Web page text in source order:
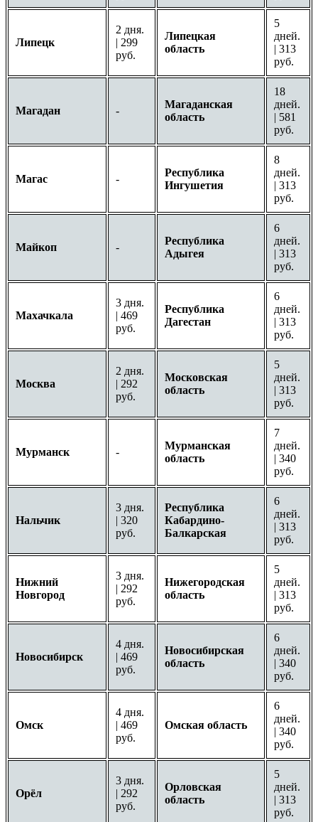
Липецк
2 дня.
| 299
руб.
Липецкая
область
5
дней.
| 313
руб.
Магадан -
Магаданская
область
18
дней.
| 581
руб.
Магас -
Республика
Ингушетия
8
дней.
| 313
руб.
Майкоп -
Республика
Адыгея
6
дней.
| 313
руб.
Махачкала
3 дня.
| 469
руб.
Республика
Дагестан
6
дней.
| 313
руб.
Москва
2 дня.
| 292
руб.
Московская
область
5
дней.
| 313
руб.
Мурманск -
Мурманская
область
7
дней.
| 340
руб.
Нальчик
3 дня.
| 320
руб.
Республика
Кабардино-
Балкарская
6
дней.
| 313
руб.
Нижний
Новгород
3 дня.
| 292
руб.
Нижегородская
область
5
дней.
| 313
руб.
Новосибирск
4 дня.
| 469
руб.
Новосибирская
область
6
дней.
| 340
руб.
Омск
4 дня.
| 469
руб.
Омская область
6
дней.
| 340
руб.
Орёл
3 дня.
| 292
руб.
Орловская
область
5
дней.
| 313
руб.